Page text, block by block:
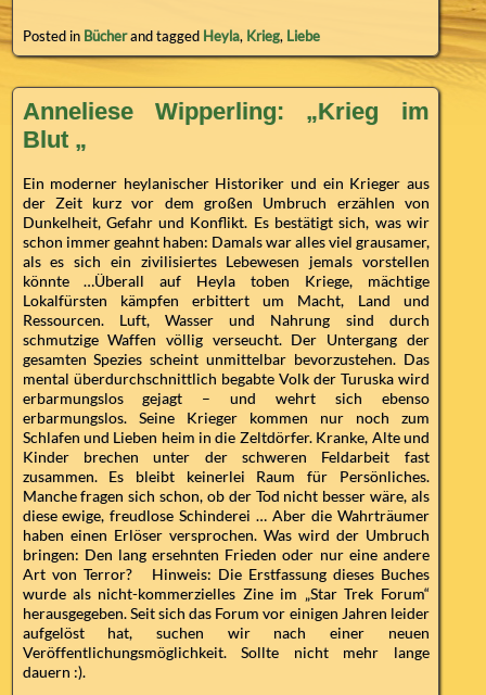
Posted in Bücherand tagged Heyla, Krieg, Liebe
Anneliese Wipperling: „Krieg im
Blut „
Ein moderner heylanischer Historiker und ein Krieger aus
der Zeit kurz vor dem großen Umbruch erzählen von
Dunkelheit, Gefahr und Konflikt. Es bestätigt sich, was wir
schon immer geahnt haben: Damals war alles viel grausamer,
als es sich ein zivilisiertes Lebewesen jemals vorstellen
könnte …Überall auf Heyla toben Kriege, mächtige
Lokalfürsten kämpfen erbittert um Macht, Land und
Ressourcen. Luft, Wasser und Nahrung sind durch
schmutzige Waffen völlig verseucht. Der Untergang der
gesamten Spezies scheint unmittelbar bevorzustehen. Das
mental überdurchschnittlich begabte Volk der Turuska wird
erbarmungslos gejagt – und wehrt sich ebenso
erbarmungslos. Seine Krieger kommen nur noch zum
Schlafen und Lieben heim in die Zeltdörfer. Kranke, Alte und
Kinder brechen unter der schweren Feldarbeit fast
zusammen. Es bleibt keinerlei Raum für Persönliches.
Manche fragen sich schon, ob der Tod nicht besser wäre, als
diese ewige, freudlose Schinderei … Aber die Wahrträumer
haben einen Erlöser versprochen. Was wird der Umbruch
bringen: Den lang ersehnten Frieden oder nur eine andere
Art von Terror? Hinweis: Die Erstfassung dieses Buches
wurde als nicht-kommerzielles Zine im „Star Trek Forum“
herausgegeben. Seit sich das Forum vor einigen Jahren leider
aufgelöst hat, suchen wir nach einer neuen
Veröffentlichungsmöglichkeit. Sollte nicht mehr lange
dauern :).